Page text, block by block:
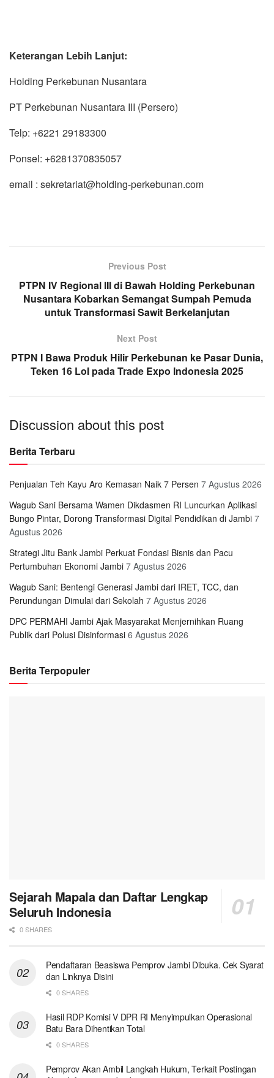
Keterangan Lebih Lanjut:
Holding Perkebunan Nusantara
PT Perkebunan Nusantara III (Persero)
Telp: +6221 29183300
Ponsel: +6281370835057
email : sekretariat@holding-perkebunan.com
Previous Post
PTPN IV Regional III di Bawah Holding Perkebunan
Nusantara Kobarkan Semangat Sumpah Pemuda
untuk Transformasi Sawit Berkelanjutan
Next Post
PTPN I Bawa Produk Hilir Perkebunan ke Pasar Dunia,
Teken 16 LoI pada Trade Expo Indonesia 2025
Discussion about this post
Berita Terbaru
Penjualan Teh Kayu Aro Kemasan Naik 7 Persen 7 Agustus 2026
Wagub Sani Bersama Wamen Dikdasmen RI Luncurkan Aplikasi
Bungo Pintar, Dorong Transformasi Digital Pendidikan di Jambi 7
Agustus 2026
Strategi Jitu Bank Jambi Perkuat Fondasi Bisnis dan Pacu
Pertumbuhan Ekonomi Jambi 7 Agustus 2026
Wagub Sani: Bentengi Generasi Jambi dari IRET, TCC, dan
Perundungan Dimulai dari Sekolah 7 Agustus 2026
DPC PERMAHI Jambi Ajak Masyarakat Menjernihkan Ruang
Publik dari Polusi Disinformasi 6 Agustus 2026
Berita Terpopuler
Sejarah Mapala dan Daftar Lengkap
Seluruh Indonesia
0 SHARES
Pendaftaran Beasiswa Pemprov Jambi Dibuka. Cek Syarat
dan Linknya Disini
0 SHARES
Hasil RDP Komisi V DPR RI Menyimpulkan Operasional
Batu Bara Dihentikan Total
0 SHARES
Pemprov Akan Ambil Langkah Hukum, Terkait Postingan